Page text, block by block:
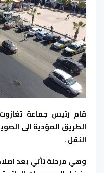
قام رئيس جماعة تغازوت
الطريق المؤدية الى
النقل .
وهي مرحلة تأتي بعد